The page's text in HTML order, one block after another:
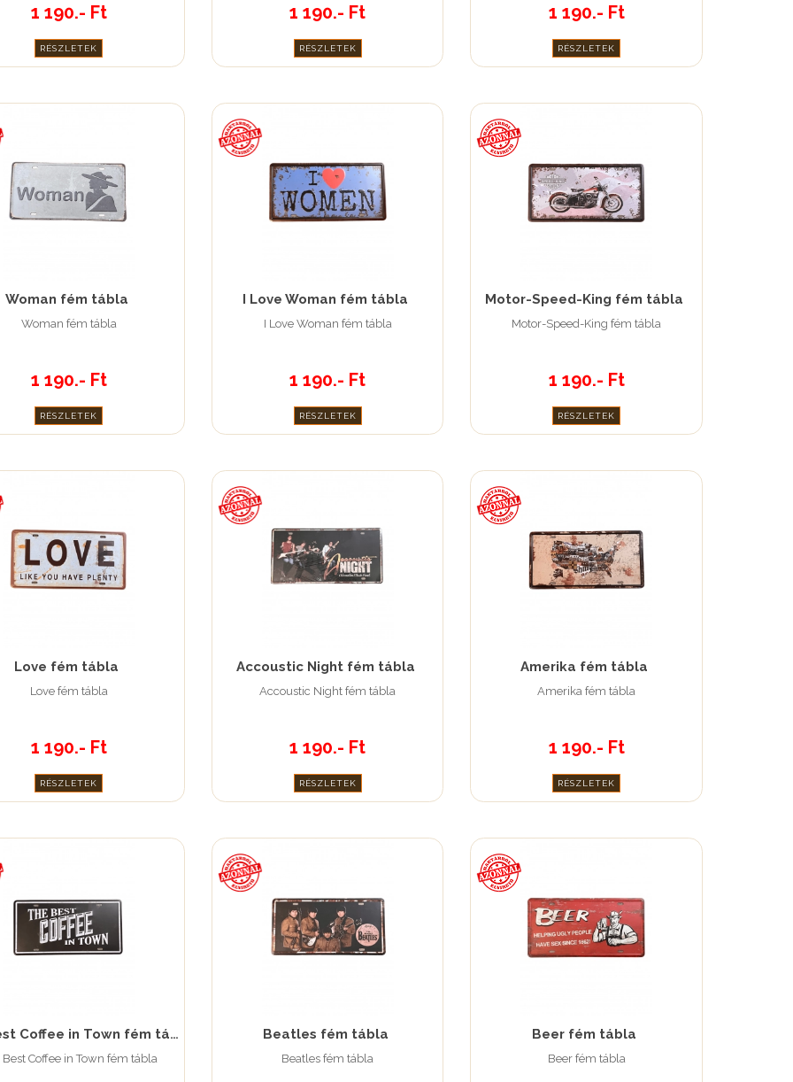
1 190.- Ft
RÉSZLETEK
1 190.- Ft
RÉSZLETEK
1 190.- Ft
RÉSZLETEK
Woman fém tábla
Woman fém tábla
1 190.- Ft
RÉSZLETEK
I Love Woman fém tábla
I Love Woman fém tábla
1 190.- Ft
RÉSZLETEK
Motor-Speed-King fém tábla
Motor-Speed-King fém tábla
1 190.- Ft
RÉSZLETEK
Love fém tábla
Love fém tábla
1 190.- Ft
RÉSZLETEK
Accoustic Night fém tábla
Accoustic Night fém tábla
1 190.- Ft
RÉSZLETEK
Amerika fém tábla
Amerika fém tábla
1 190.- Ft
RÉSZLETEK
The Best Coffee in Town fém tábla
Best Coffee in Town fém tábla
Beatles fém tábla
Beatles fém tábla
Beer fém tábla
Beer fém tábla